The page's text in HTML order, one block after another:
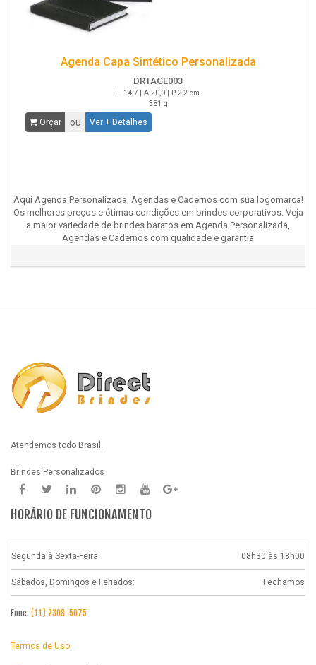
Agenda Capa Sintético Personalizada
DRTAGE003
L 14,7 | A 20,0 | P 2,2 cm
381 g
Orçar ou Ver + Detalhes
Aqui Agenda Personalizada, Agendas e Cadernos com sua logomarca!
Os melhores preços e ótimas condições em brindes corporativos. Veja
a maior variedade de brindes baratos em Agenda Personalizada,
Agendas e Cadernos com qualidade e garantia
Atendemos todo Brasil.
Brindes Personalizados
HORÁRIO DE FUNCIONAMENTO
Segunda à Sexta-Feira: 08h30 às 18h00
Sábados, Domingos e Feriados: Fechamos
Fone: (11) 2308-5075
Termos de Uso